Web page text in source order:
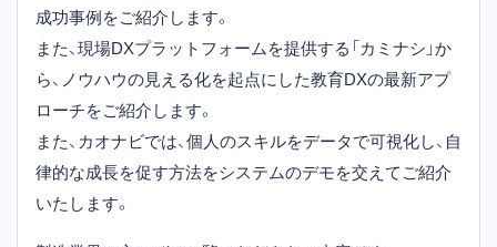
成功事例をご紹介します。
また、現場DXプラットフォームを提供する「カミナシ」か
ら、ノウハウの見える化を起点にした教育DXの最新アプ
ローチをご紹介します。
また、カオナビでは、個人のスキルをデータで可視化し、自
律的な成長を促す方法をシステムのデモを交えてご紹介
いたします。